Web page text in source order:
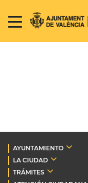
AYUNTAMIENTO
LA CIUDAD
TRÁMITES